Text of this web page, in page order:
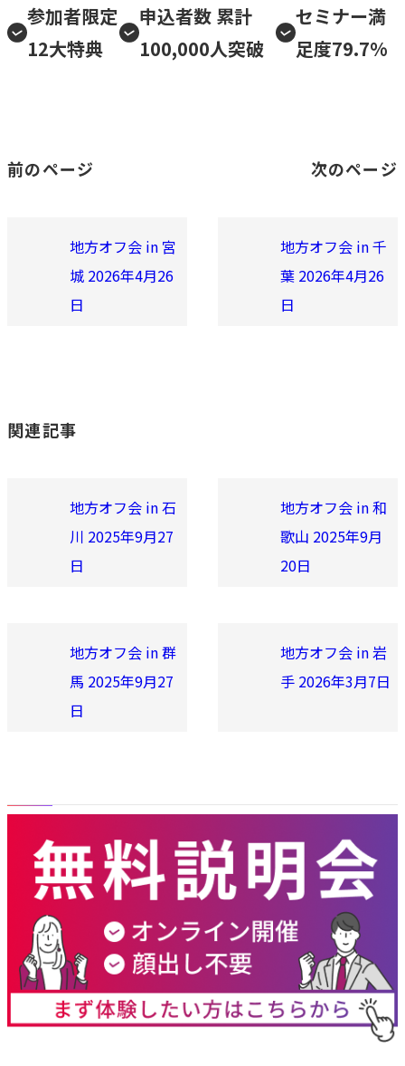
参加者限定
12大特典
申込者数 累計
100,000人突破
セミナー満
足度79.7%
前のページ
地方オフ会 in 宮
城 2026年4月26
日
次のページ
地方オフ会 in 千
葉 2026年4月26
日
関連記事
地方オフ会 in 石
川 2025年9月27
日
地方オフ会 in 和
歌山 2025年9月
20日
地方オフ会 in 群
馬 2025年9月27
日
地方オフ会 in 岩
手 2026年3月7日